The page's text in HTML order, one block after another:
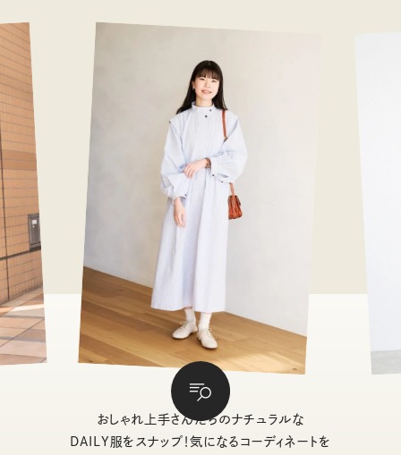
おしゃれ上手さんたちのナチュラルな
DAILY服をスナップ！気になるコーディネートを